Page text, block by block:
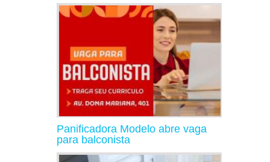
Panificadora Modelo abre vaga
para balconista